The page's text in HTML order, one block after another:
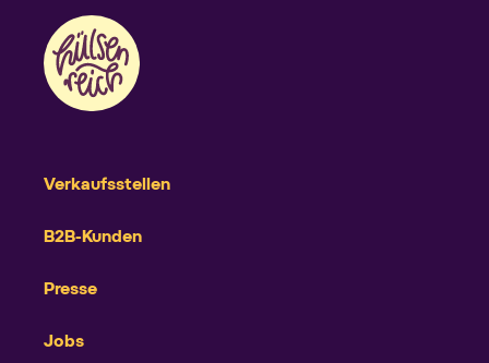
Verkaufsstellen
B2B-Kunden
Presse
Jobs